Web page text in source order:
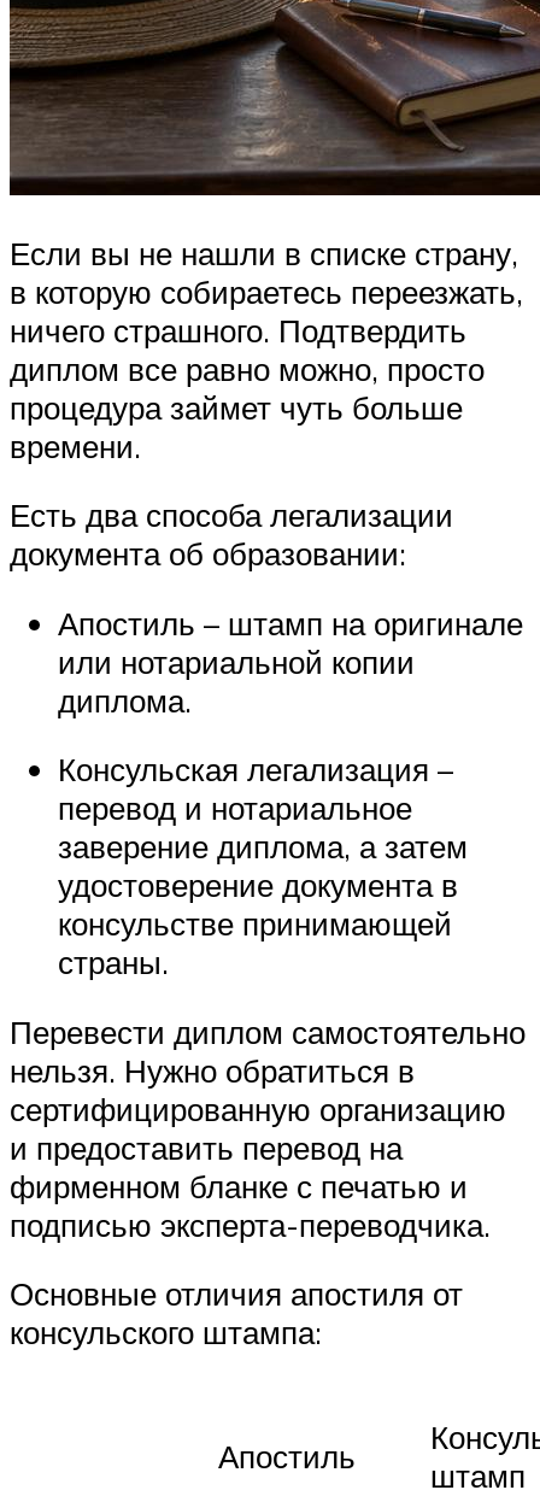
Если вы не нашли в списке страну,
в которую собираетесь переезжать,
ничего страшного. Подтвердить
диплом все равно можно, просто
процедура займет чуть больше
времени.
Есть два способа легализации
документа об образовании:
Апостиль – штамп на оригинале
или нотариальной копии
диплома.
Консульская легализация –
перевод и нотариальное
заверение диплома, а затем
удостоверение документа в
консульстве принимающей
страны.
Перевести диплом самостоятельно
нельзя. Нужно обратиться в
сертифицированную организацию
и предоставить перевод на
фирменном бланке с печатью и
подписью эксперта-переводчика.
Основные отличия апостиля от
консульского штампа:
Апостиль
штамп